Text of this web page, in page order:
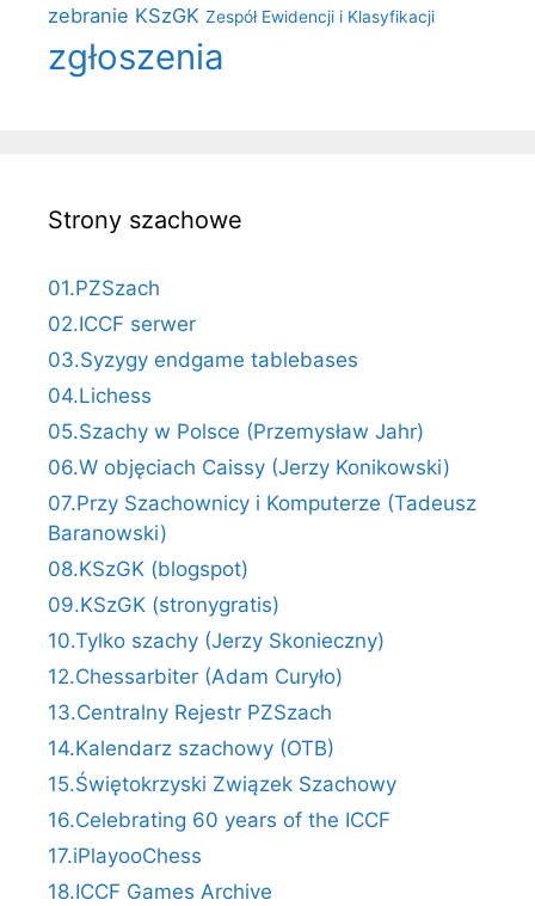
zebranie KSzGK Zespół Ewidencji i Klasyfikacji
zgłoszenia
Strony szachowe
01.PZSzach
02.ICCF serwer
03.Syzygy endgame tablebases
04.Lichess
05.Szachy w Polsce (Przemysław Jahr)
06.W objęciach Caissy (Jerzy Konikowski)
07.Przy Szachownicy i Komputerze (Tadeusz
Baranowski)
08.KSzGK (blogspot)
09.KSzGK (stronygratis)
10.Tylko szachy (Jerzy Skonieczny)
12.Chessarbiter (Adam Curyło)
13.Centralny Rejestr PZSzach
14.Kalendarz szachowy (OTB)
15.Świętokrzyski Związek Szachowy
16.Celebrating 60 years of the ICCF
17.iPlayooChess
18.ICCF Games Archive